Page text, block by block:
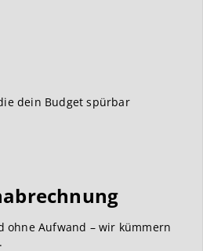
dein Budget spürbar
ohne Aufwand – wir kümmern